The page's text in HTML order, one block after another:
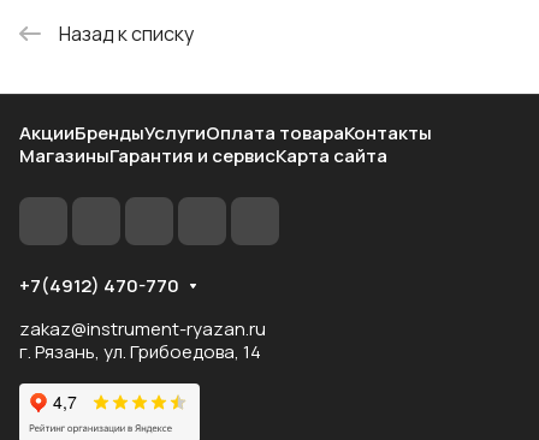
Назад к списку
АкцииБрендыУслугиОплата товараКонтакты
МагазиныГарантия и сервисКарта сайта
+7(4912) 470-770
zakaz@instrument-ryazan.ru
г. Рязань, ул. Грибоедова, 14